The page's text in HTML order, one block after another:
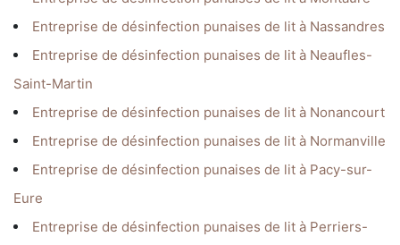
Entreprise de désinfection punaises de lit à Nassandres
Entreprise de désinfection punaises de lit à Neaufles-
Saint-Martin
Entreprise de désinfection punaises de lit à Nonancourt
Entreprise de désinfection punaises de lit à Normanville
Entreprise de désinfection punaises de lit à Pacy-sur-
Eure
Entreprise de désinfection punaises de lit à Perriers-